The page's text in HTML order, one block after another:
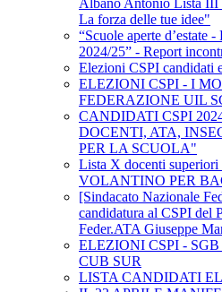
Albano Antonio Lista
La forza delle tue idee"
“Scuole aperte d’estate
2024/25” - Report
Elezioni CSPI
ELEZIONI CSPI - I
FEDERAZIONE UIL
CANDIDATI CSPI
DOCENTI, ATA,
PER LA SCUOLA"
Lista X docenti
VOLANTINO PER
[Sindacato Nazionale
candidatura al CSPI del
Feder.ATA Giuseppe
ELEZIONI CSPI -
CUB SUR
LISTA CANDIDATI